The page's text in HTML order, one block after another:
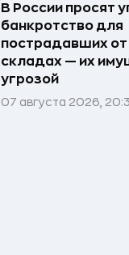
В России просят
банкротство для
пострадавших
складах — их
угрозой
07 августа 2026,